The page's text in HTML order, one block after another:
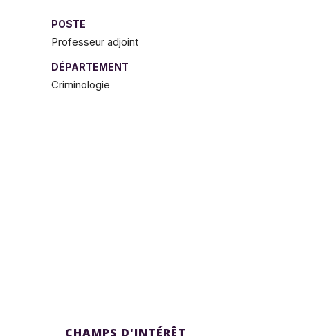
POSTE
Professeur adjoint
DÉPARTEMENT
Criminologie
CHAMPS D'INTÉRÊT